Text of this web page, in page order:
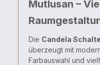
Mutlusan –
Die Candela
überzeugt mit
Farbauswahl und